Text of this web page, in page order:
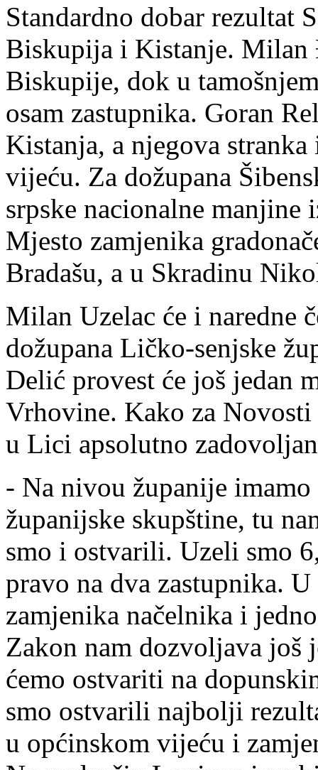
Standardno dobar rezultat
Biskupija i Kistanje. Milan
Biskupije, dok u
osam zastupnika. Goran
Kistanja, a njegova
vijeću. Za dožupana
srpske nacionalne
Mjesto zamjenika
Bradašu, a u Skradinu
Milan Uzelac će i naredne
dožupana Ličko-senjske
Delić provest će još jedan
Vrhovine. Kako za
u Lici apsolutno
- Na nivou županije imamo
županijske skupštine, tu
smo i ostvarili. Uzeli smo
pravo na dva zastupnika.
zamjenika načelnika i
Zakon nam dozvoljava još
ćemo ostvariti na
smo ostvarili najbolji
u općinskom vijeću i